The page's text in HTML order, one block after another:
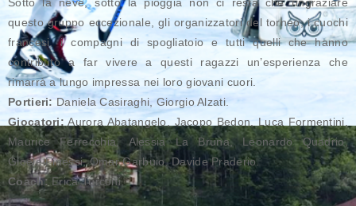
questo gruppo eccezionale, gli organizzatori del torneo, i cuochi
francesi, i compagni di spogliatoio e tutti quelli che hanno
contributo a far vivere a questi ragazzi un’esperienza che
rimarrà a lungo impressa nei loro giovani cuori.
Portieri:Daniela Casiraghi, Giorgio Alzati.
Giocatori: Aurora Abatangelo, Jacopo Bedon, Luca Formentini,
Maurice Ferrecchia, Alessia La Bruna, Leonardo Quadrio,
Gioele Finessi, Omar Garbuio, Davide Praderio.
Coach: Erica Turconi.